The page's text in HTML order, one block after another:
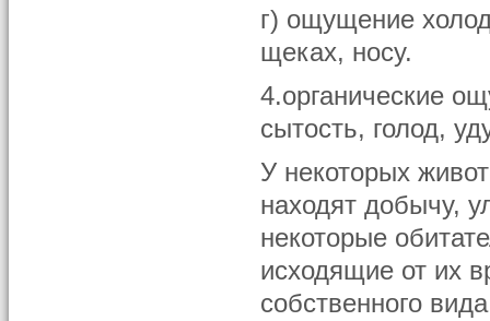
г) ощущение
щеках, носу.
4.органические
сытость, голод,
У некоторых
находят добычу,
некоторые
исходящие от их
собственного